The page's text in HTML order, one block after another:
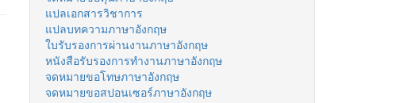
แปลเอกสารวิชาการ
แปลบทความภาษาอังกฤษ
ใบรับรองการผ่านงานภาษาอังกฤษ
หนังสือรับรองการทำงานภาษาอังกฤษ
จดหมายขอโทษภาษาอังกฤษ
จดหมายขอสปอนเซอร์ภาษาอังกฤษ